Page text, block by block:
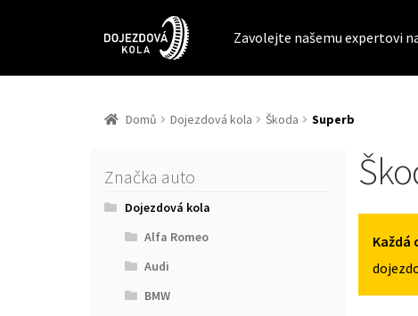
Zavolejte našemu expertovi
Domů Dojezdová kola Škoda Superb
Značka auto
Dojezdová kola
Alfa Romeo
Audi
BMW
Každá